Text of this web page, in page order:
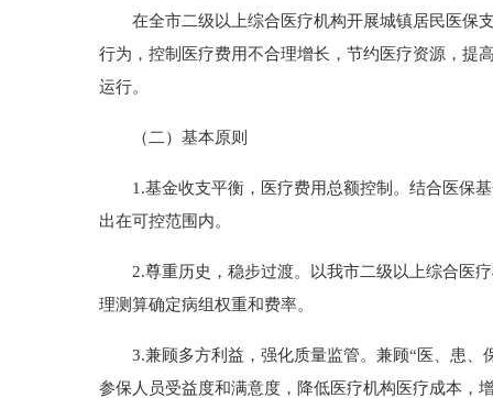
在全市二级以上综合医疗机构开展城镇居民医保支
行为，控制医疗费用不合理增长，节约医疗资源，提
运行。
（二）基本原则
1.基金收支平衡，医疗费用总额控制。结合医保基
出在可控范围内。
2.尊重历史，稳步过渡。以我市二级以上综合医疗
理测算确定病组权重和费率。
3.兼顾多方利益，强化质量监管。兼顾“医、患、
参保人员受益度和满意度，降低医疗机构医疗成本，